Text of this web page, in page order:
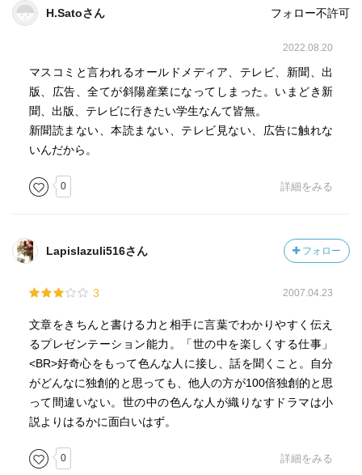
H.Satoさん フォロー不許可
2022.08.20
マスコミと言われるオールドメディア、テレビ、新聞、出
版、広告、全てが斜陽産業になってしまった。いまどき新
聞、出版、テレビに行きたい学生なんて皆無。
新聞読まない、本読まない、テレビ見ない、広告に触れな
いんだから。
0 詳細をみる
Lapislazuli516さん フォロー
3 2007.04.23
文章をきちんと書ける力と相手に言葉でわかりやすく伝え
るプレゼンテーション能力。「世の中を楽しくする仕事」
<BR>好奇心をもって色んな人に接し、話を聞くこと。自分
がどんなに独創的と思っても、他人の方が100倍独創的と思
って間違いない。世の中の色んな人が織りなすドラマは小
説よりはるかに面白いはず。
0 詳細をみる